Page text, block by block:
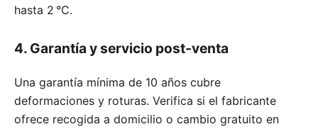
hasta 2 °C.
4. Garantía y servicio post‑venta
Una garantía mínima de 10 años cubre
deformaciones y roturas. Verifica si el fabricante
ofrece recogida a domicilio o cambio gratuito en